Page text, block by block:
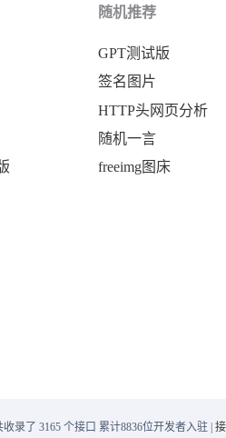
随机推荐
GPT测试版
签名图片
HTTP头网页分析
随机一言
freeimg图床
录了 3165 个接口 累计8836位开发者入驻 |